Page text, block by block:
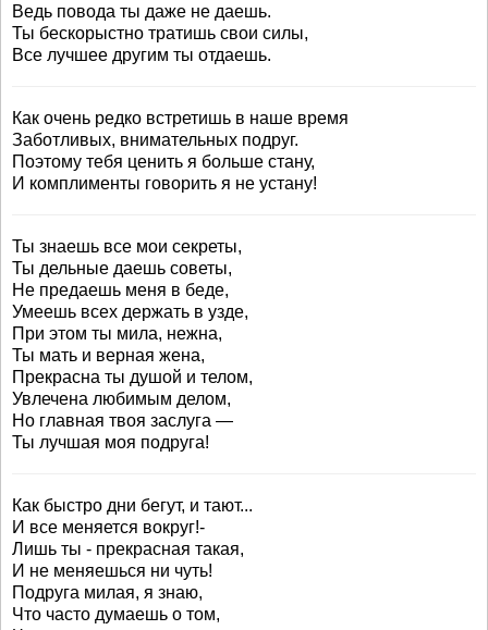
Ведь повода ты даже не даешь.
Ты бескорыстно тратишь свои силы,
Все лучшее другим ты отдаешь.
Как очень редко встретишь в наше время
Заботливых, внимательных подруг.
Поэтому тебя ценить я больше стану,
И комплименты говорить я не устану!
Ты знаешь все мои секреты,
Ты дельные даешь советы,
Не предаешь меня в беде,
Умеешь всех держать в узде,
При этом ты мила, нежна,
Ты мать и верная жена,
Прекрасна ты душой и телом,
Увлечена любимым делом,
Но главная твоя заслуга —
Ты лучшая моя подруга!
Как быстро дни бегут, и тают...
И все меняется вокруг!-
Лишь ты - прекрасная такая,
И не меняешься ни чуть!
Подруга милая, я знаю,
Что часто думаешь о том,